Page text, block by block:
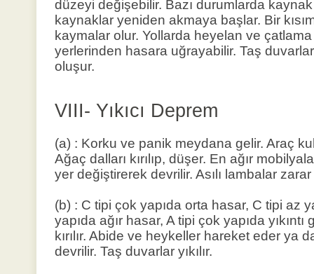
düzeyi değişebilir. Bazı durumlarda
kaynaklar yeniden akmaya başlar. Bir
kaymalar olur. Yollarda heyelan ve çatlama
yerlerinden hasara uğrayabilir. Taş
oluşur.
VIII- Yıkıcı Deprem
(a) : Korku ve panik meydana gelir. Araç
Ağaç dalları kırılıp, düşer. En ağır
yer değiştirerek devrilir. Asılı lambalar
(b) : C tipi çok yapıda orta hasar, C tipi az
yapıda ağır hasar, A tipi çok yapıda
kırılır. Abide ve heykeller hareket eder ya
devrilir. Taş duvarlar yıkılır.